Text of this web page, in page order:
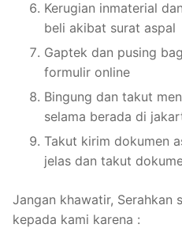
Kerugian inmaterial
beli akibat surat aspal
Gaptek dan pusing
formulir online
Bingung dan takut
selama berada di
Takut kirim dokumen
jelas dan takut
Jangan khawatir, Serahkan
kepada kami karena :